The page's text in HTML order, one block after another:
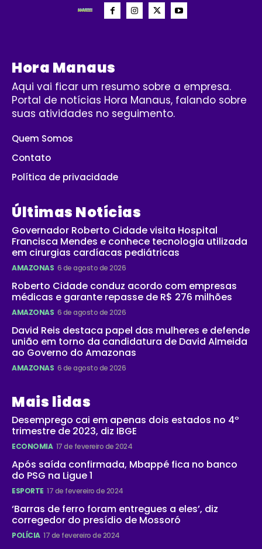
Hora Manaus
Aqui vai ficar um resumo sobre a empresa.
Portal de notícias Hora Manaus, falando sobre
suas atividades no seguimento.
Quem Somos
Contato
Política de privacidade
Últimas Notícias
Governador Roberto Cidade visita Hospital
Francisca Mendes e conhece tecnologia utilizada
em cirurgias cardíacas pediátricas
AMAZONAS 6 de agosto de 2026
Roberto Cidade conduz acordo com empresas
médicas e garante repasse de R$ 276 milhões
AMAZONAS 6 de agosto de 2026
David Reis destaca papel das mulheres e defende
união em torno da candidatura de David Almeida
ao Governo do Amazonas
AMAZONAS 6 de agosto de 2026
Mais lidas
Desemprego cai em apenas dois estados no 4º
trimestre de 2023, diz IBGE
ECONOMIA 17 de fevereiro de 2024
Após saída confirmada, Mbappé fica no banco
do PSG na Ligue 1
ESPORTE 17 de fevereiro de 2024
‘Barras de ferro foram entregues a eles’, diz
corregedor do presídio de Mossoró
POLÍCIA 17 de fevereiro de 2024